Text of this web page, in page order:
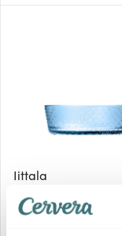
Iittala
Tundra skål 62 cl aqua